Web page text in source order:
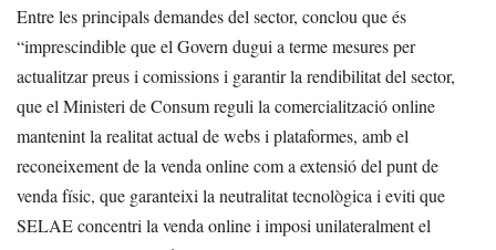
Entre les principals demandes del sector, conclou que és
“imprescindible que el Govern dugui a terme mesures per
actualitzar preus i comissions i garantir la rendibilitat del sector,
que el Ministeri de Consum reguli la comercialització online
mantenint la realitat actual de webs i plataformes, amb el
reconeixement de la venda online com a extensió del punt de
venda físic, que garanteixi la neutralitat tecnològica i eviti que
SELAE concentri la venda online i imposi unilateralment el